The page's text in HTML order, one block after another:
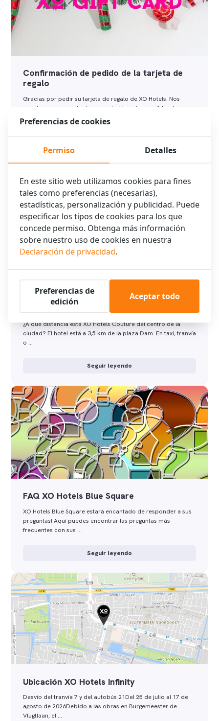
Confirmación de pedido de la tarjeta de
regalo
Gracias por pedir su tarjeta de regalo de XO Hotels. Nos
pondremos en contacto con usted lo antes posible y le
enviaremos un enlace de …
Ubicación XO Hotels Couture
¿A qué distancia está XO Hotels Couture del centro de la
ciudad? El hotel está a 3,5 km de la plaza Dam. En taxi, tranvía
o …
Seguir leyendo
FAQ XO Hotels Blue Square
XO Hotels Blue Square estará encantado de responder a sus
preguntas! Aquí puedes encontrar las preguntas más
frecuentes con sus …
Seguir leyendo
Ubicación XO Hotels Infinity
Desvío del tranvía 7 y del autobús 21Del 25 de julio al 17 de
agosto de 2026Debido a las obras en Burgemeester de
Vlugtlaan, el …
Preferencias de cookies
Permiso Detalles
En este sitio web utilizamos cookies para fines
tales como preferencias (necesarias),
estadísticas, personalización y publicidad. Puede
especificar los tipos de cookies para los que
concede permiso. Obtenga más información
sobre nuestro uso de cookies en nuestra
Declaración de privacidad.
Preferencias de
edición
Aceptar todo